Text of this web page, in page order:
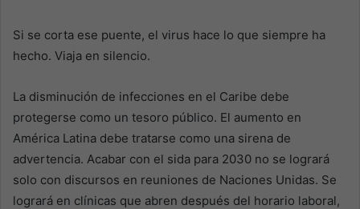
Si se corta ese puente, el virus hace lo que siempre ha
hecho. Viaja en silencio.
La disminución de infecciones en el Caribe debe
protegerse como un tesoro público. El aumento en
América Latina debe tratarse como una sirena de
advertencia. Acabar con el sida para 2030 no se logrará
solo con discursos en reuniones de Naciones Unidas. Se
logrará en clínicas que abren después del horario laboral,